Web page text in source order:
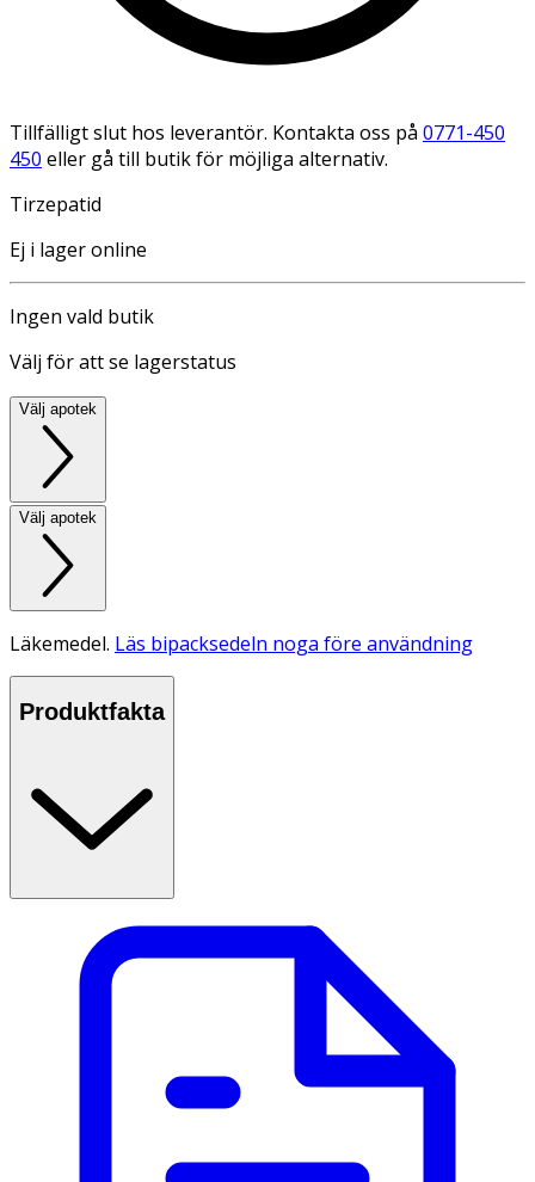
Tillfälligt slut hos leverantör. Kontakta oss på 0771-450
450 eller gå till butik för möjliga alternativ.
Tirzepatid
Ej i lager online
Ingen vald butik
Välj för att se lagerstatus
Välj apotek
Välj apotek
Läkemedel. Läs bipacksedeln noga före användning
Produktfakta